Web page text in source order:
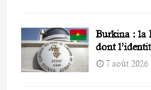
Burkina : la
dont
7 août 2026